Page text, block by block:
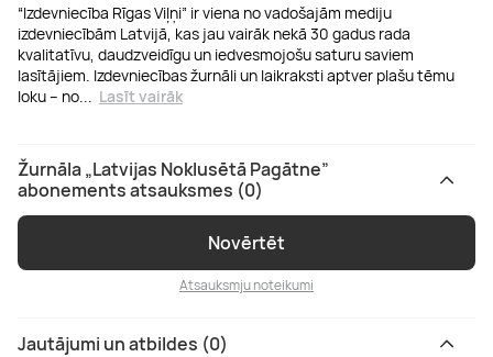
“Izdevniecība Rīgas Viļņi” ir viena no vadošajām mediju
izdevniecībām Latvijā, kas jau vairāk nekā 30 gadus rada
kvalitatīvu, daudzveidīgu un iedvesmojošu saturu saviem
lasītājiem. Izdevniecības žurnāli un laikraksti aptver plašu tēmu
loku – no
Lasīt vairāk
Žurnāla „Latvijas Noklusētā Pagātne”
abonements atsauksmes (0)
Novērtēt
Atsauksmju noteikumi
Jautājumi un atbildes (0)